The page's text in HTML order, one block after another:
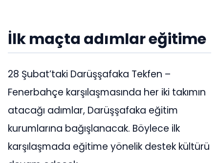
İlk maçta adımlar eğitime
28 Şubat’taki Darüşşafaka Tekfen –
Fenerbahçe karşılaşmasında her iki takımın
atacağı adımlar, Darüşşafaka eğitim
kurumlarına bağışlanacak. Böylece ilk
karşılaşmada eğitime yönelik destek kültürü